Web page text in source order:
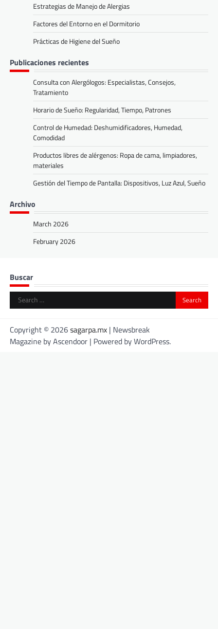
Estrategias de Manejo de Alergias
Factores del Entorno en el Dormitorio
Prácticas de Higiene del Sueño
Publicaciones recientes
Consulta con Alergólogos: Especialistas, Consejos,
Tratamiento
Horario de Sueño: Regularidad, Tiempo, Patrones
Control de Humedad: Deshumidificadores, Humedad,
Comodidad
Productos libres de alérgenos: Ropa de cama, limpiadores,
materiales
Gestión del Tiempo de Pantalla: Dispositivos, Luz Azul, Sueño
Archivo
March 2026
February 2026
Buscar
Search
for:
Copyright © 2026sagarpa.mx | Newsbreak
Magazine byAscendoor | Powered byWordPress.